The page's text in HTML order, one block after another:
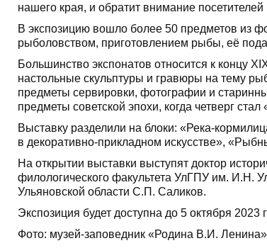
нашего края, и обратит внимание
В экспозицию вошло более 50 предметов из
рыболовством, приготовлением рыбы, её
Большинство экспонатов относится к концу
настольные скульптуры и гравюры на тему
предметы сервировки, фотографии и
предметы советской эпохи, когда четверг
Выставку разделили на блоки: «Река-
в декоративно-прикладном искусстве»,
На открытии выставки выступят доктор
филологического факультета УлГПУ им. И.Н.
Ульяновской области С.П. Саликов.
Экспозиция будет доступна до 5 октября 2023
Фото: музей-заповедник «Родина В.И. Ленина»